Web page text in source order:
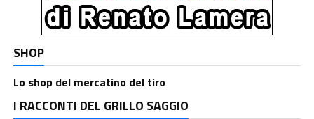
SHOP
Lo shop del mercatino del tiro
I RACCONTI DEL GRILLO SAGGIO